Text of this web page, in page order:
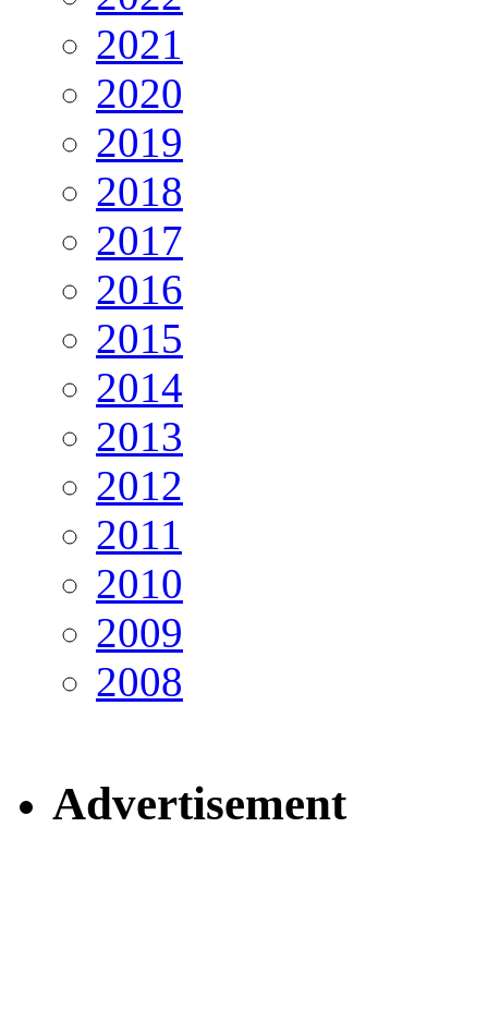
2021
2020
2019
2018
2017
2016
2015
2014
2013
2012
2011
2010
2009
2008
Advertisement